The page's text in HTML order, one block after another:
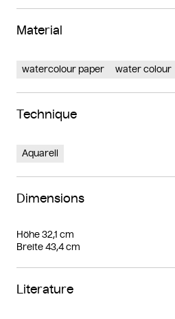
Material
watercolour paper water colour
Technique
Aquarell
Dimensions
Höhe 32,1 cm
Breite 43,4 cm
Literature